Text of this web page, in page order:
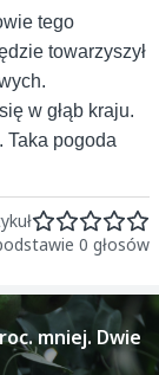
tego
towarzyszył
w głąb kraju.
Taka pogoda
0 głosów
mniej. Dwie